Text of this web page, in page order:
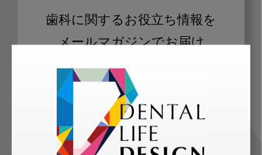
歯科に関するお役立ち情報を
メールマガジンでお届け
ご登録いただいた職種（歯科医師、歯
科衛生士、歯科技工士）に合わせた内
容のメールマガジンをお届けします。